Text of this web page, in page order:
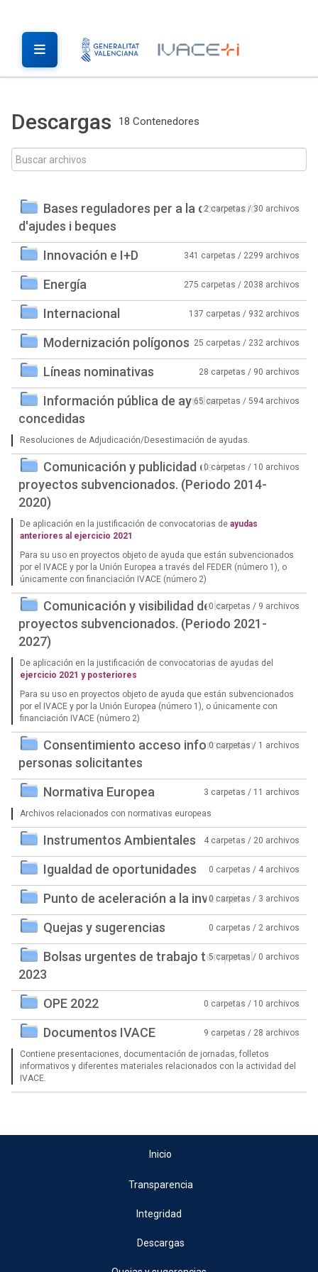
Descargas 18 Contenedores
Bases reguladores per a la concessió
d'ajudes i beques
2 carpetas / 30 archivos
Innovación e I+D 341 carpetas / 2299 archivos
Energía 275 carpetas / 2038 archivos
Internacional 137 carpetas / 932 archivos
Modernización polígonos 25 carpetas / 232 archivos
Líneas nominativas 28 carpetas / 90 archivos
Información pública de ayudas
concedidas
65 carpetas / 594 archivos
Resoluciones de Adjudicación/Desestimación de ayudas.
Comunicación y publicidad de los
proyectos subvencionados. (Periodo 2014-
2020)
0 carpetas / 10 archivos
De aplicación en la justificación de convocatorias de ayudas
anteriores al ejercicio 2021
Para su uso en proyectos objeto de ayuda que están subvencionados
por el IVACE y por la Unión Europea a través del FEDER (número 1), o
únicamente con financiación IVACE (número 2)
Comunicación y visibilidad de los
proyectos subvencionados. (Periodo 2021-
2027)
0 carpetas / 9 archivos
De aplicación en la justificación de convocatorias de ayudas del
ejercicio 2021 y posteriores
Para su uso en proyectos objeto de ayuda que están subvencionados
por el IVACE y por la Unión Europea (número 1), o únicamente con
financiación IVACE (número 2)
Consentimiento acceso información
personas solicitantes
0 carpetas / 1 archivos
Normativa Europea 3 carpetas / 11 archivos
Archivos relacionados con normativas europeas
Instrumentos Ambientales 4 carpetas / 20 archivos
Igualdad de oportunidades 0 carpetas / 4 archivos
Punto de aceleración a la inversión0 carpetas / 3 archivos
Quejas y sugerencias 0 carpetas / 2 archivos
Bolsas urgentes de trabajo temporal
2023
5 carpetas / 0 archivos
OPE 2022 0 carpetas / 10 archivos
Documentos IVACE 9 carpetas / 28 archivos
Contiene presentaciones, documentación de jornadas, folletos
informativos y diferentes materiales relacionados con la actividad del
IVACE.
Inicio
Transparencia
Integridad
Descargas